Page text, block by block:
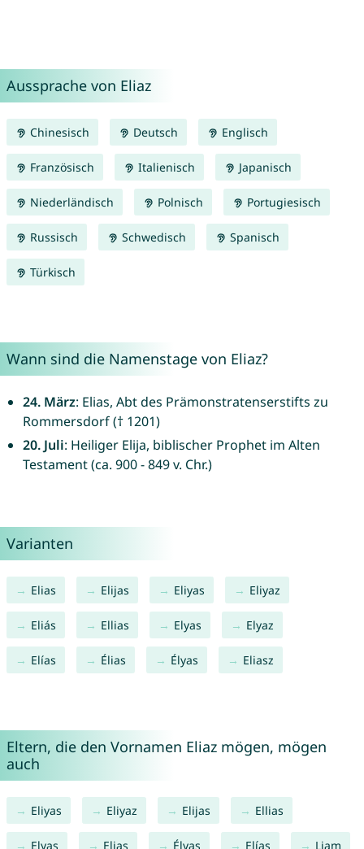
Aussprache von Eliaz
Chinesisch Deutsch Englisch
Französisch Italienisch Japanisch
Niederländisch Polnisch Portugiesisch
Russisch Schwedisch Spanisch
Türkisch
Wann sind die Namenstage von Eliaz?
24. März: Elias, Abt des Prämonstratenserstifts zu
Rommersdorf († 1201)
20. Juli: Heiliger Elija, biblischer Prophet im Alten
Testament (ca. 900 - 849 v. Chr.)
Varianten
Elias Elijas Eliyas Eliyaz
Eliás Ellias Elyas Elyaz
Elías Élias Élyas Eliasz
Eltern, die den Vornamen Eliaz mögen, mögen
auch
Eliyas Eliyaz Elijas Ellias
Elyas Elias Élyas Elías Liam